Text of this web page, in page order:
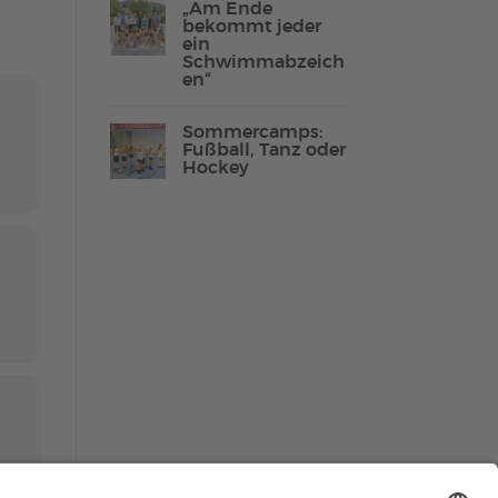
Lebenshilfe Sport
Reha-Sport
„Am Ende
bekommt jeder
ein
Schwimmabzeich
en“
Sommercamps:
Fußball, Tanz oder
Hockey